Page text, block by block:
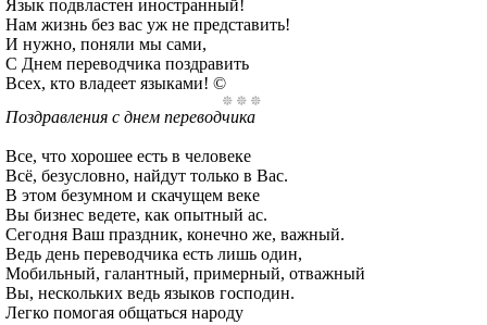
Язык подвластен иностранный!
Нам жизнь без вас уж не представить!
И нужно, поняли мы сами,
С Днем переводчика поздравить
Всех, кто владеет языками! ©
Поздравления с днем переводчика
Все, что хорошее есть в человеке
Всё, безусловно, найдут только в Вас.
В этом безумном и скачущем веке
Вы бизнес ведете, как опытный ас.
Сегодня Ваш праздник, конечно же, важный.
Ведь день переводчика есть лишь один,
Мобильный, галантный, примерный, отважный
Вы, нескольких ведь языков господин.
Легко помогая общаться народу